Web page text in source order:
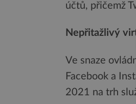
účtů, přičemž
Nepřitažlivý
Ve snaze
Facebook a
2021 na trh